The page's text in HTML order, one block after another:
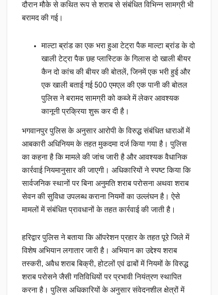
दौरान मौके से कथित रूप से शराब से संबंधित विभिन्न सामग्री भी
बरामद की गई।
माल्टा ब्रांड का एक भरा हुआ टेट्रा पैक माल्टा ब्रांड के दो
खाली टेट्रा पैक छह प्लास्टिक के गिलास दो खाली बीयर
कैन दो कांच की बीयर की बोतलें, जिनमें एक भरी हुई और
एक खाली बताई गई 500 एमएल की एक पानी की बोतल
पुलिस ने बरामद सामग्री को कब्जे में लेकर आवश्यक
कानूनी प्रक्रिया शुरू कर दी है।
भगवानपुर पुलिस के अनुसार आरोपी के विरुद्ध संबंधित धाराओं में
आबकारी अधिनियम के तहत मुकदमा दर्ज किया गया है। पुलिस
का कहना है कि मामले की जांच जारी है और आवश्यक वैधानिक
कार्रवाई नियमानुसार की जाएगी। अधिकारियों ने स्पष्ट किया कि
सार्वजनिक स्थानों पर बिना अनुमति शराब परोसना अथवा शराब
सेवन की सुविधा उपलब्ध कराना नियमों का उल्लंघन है। ऐसे
मामलों में संबंधित प्रावधानों के तहत कार्रवाई की जाती है।
हरिद्वार पुलिस ने बताया कि ऑपरेशन प्रहार के तहत पूरे जिले में
विशेष अभियान लगातार जारी है। अभियान का उद्देश्य शराब
तस्करी, अवैध शराब बिक्री, होटलों एवं ढाबों में नियमों के विरुद्ध
शराब परोसने जैसी गतिविधियों पर प्रभावी नियंत्रण स्थापित
करना है। पुलिस अधिकारियों के अनुसार संवेदनशील क्षेत्रों में